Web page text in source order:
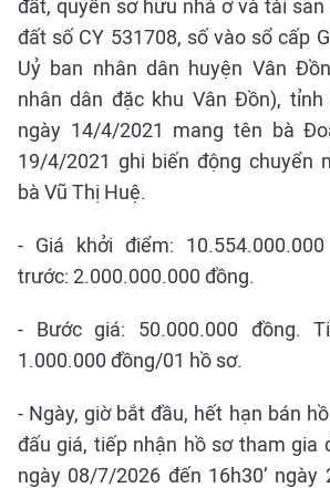
đất, quyền sở hữu nhà ở và tài
đất số CY 531708, số vào sổ cấp
Uỷ ban nhân dân huyện Vân
nhân dân đặc khu Vân Đồn), tỉnh
ngày 14/4/2021 mang tên bà
19/4/2021 ghi biến động chuyển
bà Vũ Thị Huệ.
- Giá khởi điểm:
trước: 2.000.000.000 đồng.
- Bước giá: 50.000.000 đồng.
1.000.000 đồng/01 hồ sơ.
- Ngày, giờ bắt đầu, hết hạn bán
đấu giá, tiếp nhận hồ sơ tham gia
ngày 08/7/2026 đến 16h30’ ngày